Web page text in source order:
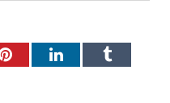
PinterestLinkedInTumblr